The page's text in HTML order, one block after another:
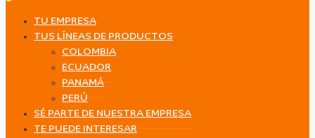
TU EMPRESA
TUS LÍNEAS DE PRODUCTOS
COLOMBIA
ECUADOR
PANAMÁ
PERÚ
SÉ PARTE DE NUESTRA EMPRESA
TE PUEDE INTERESAR